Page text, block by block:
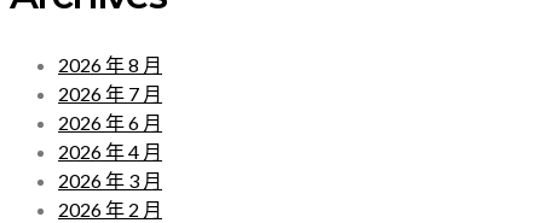
2026 年 8 月
2026 年 7 月
2026 年 6 月
2026 年 4 月
2026 年 3 月
2026 年 2 月